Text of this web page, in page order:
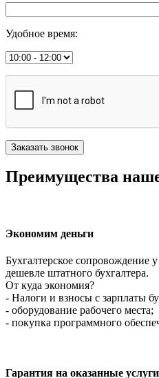
Удобное время:
Преимущества
Экономим деньги
Бухгалтерское сопровождение
дешевле штатного бухгалтера.
От куда экономия?
- Налоги и взносы с зарплаты
- оборудование рабочего места;
- покупка программного
Гарантия на оказанные услуги